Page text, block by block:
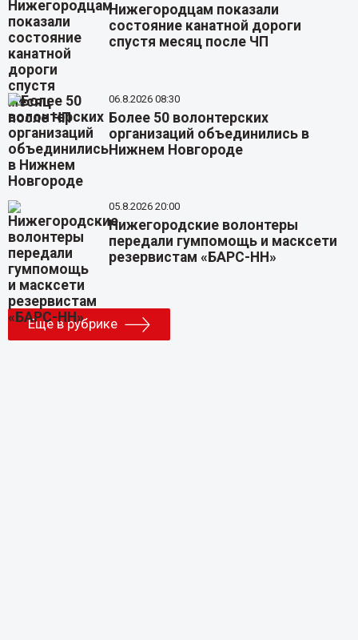
Нижегородцам показали
состояние канатной дороги
спустя месяц после ЧП
06.8.2026 08:30
Более 50 волонтерских
организаций объединились в
Нижнем Новгороде
05.8.2026 20:00
Нижегородские волонтеры
передали гумпомощь и масксети
резервистам «БАРС-НН»
Еще в рубрике